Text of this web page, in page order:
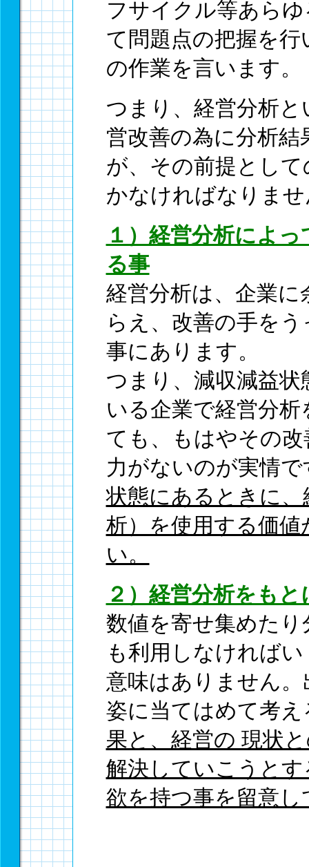
フサイクル等あら
て問題点の把握を
の作業を言います。
つまり、経営分析
営改善の為に分析
が、その前提とし
かなければなりま
１）経営分析によ
る事
経営分析は、企業
らえ、改善の手を
事にあります。
つまり、減収減益
いる企業で経営分
ても、もはやその
力がないのが実情
状態にあるときに
析）を使用する価
い。
２）経営分析をも
数値を寄せ集めた
も利用しなければ
意味はありません
姿に当てはめて考
果と、経営の 現状
解決していこうと
欲を持つ事を留意